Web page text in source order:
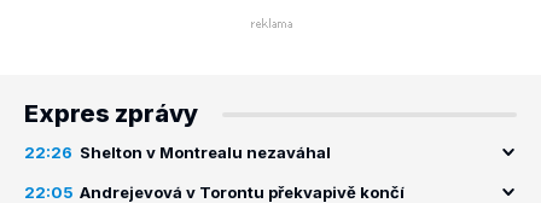
Expres zprávy
22:26 Shelton v Montrealu nezaváhal
22:05 Andrejevová v Torontu překvapivě končí